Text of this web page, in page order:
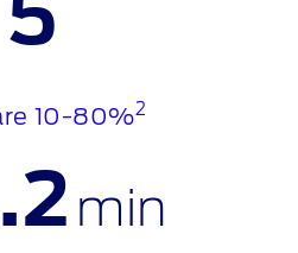
10-80%2
min